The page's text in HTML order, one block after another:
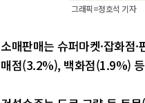
그래픽=정호석 기자
소매판매는 슈퍼마켓·잡화점
매점(3.2%), 백화점(1.9%)